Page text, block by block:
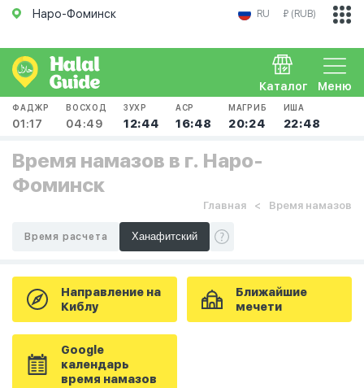
Наро-Фоминск RU ₽ (RUB)
Меню
Каталог
ФАДЖР
01:17
ВОСХОД
04:49
ЗУХР
12:44
АСР
16:48
МАГРИБ
20:24
ИША
22:48
Время намазов в г. Наро-
Фоминск
Главная Время намазов
Время расчета
Направление на
Киблу
Ближайшие
мечети
Google
календарь
время намазов